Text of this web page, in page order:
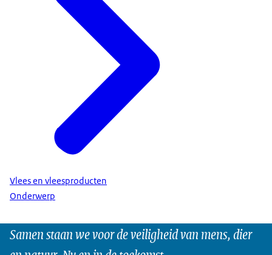
Vlees en vleesproducten
Onderwerp
Samen staan we voor de veiligheid van mens, dier